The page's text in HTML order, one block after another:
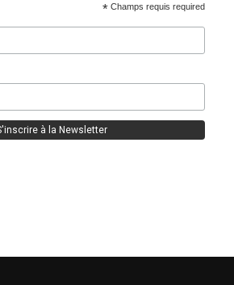
* Champs requis required